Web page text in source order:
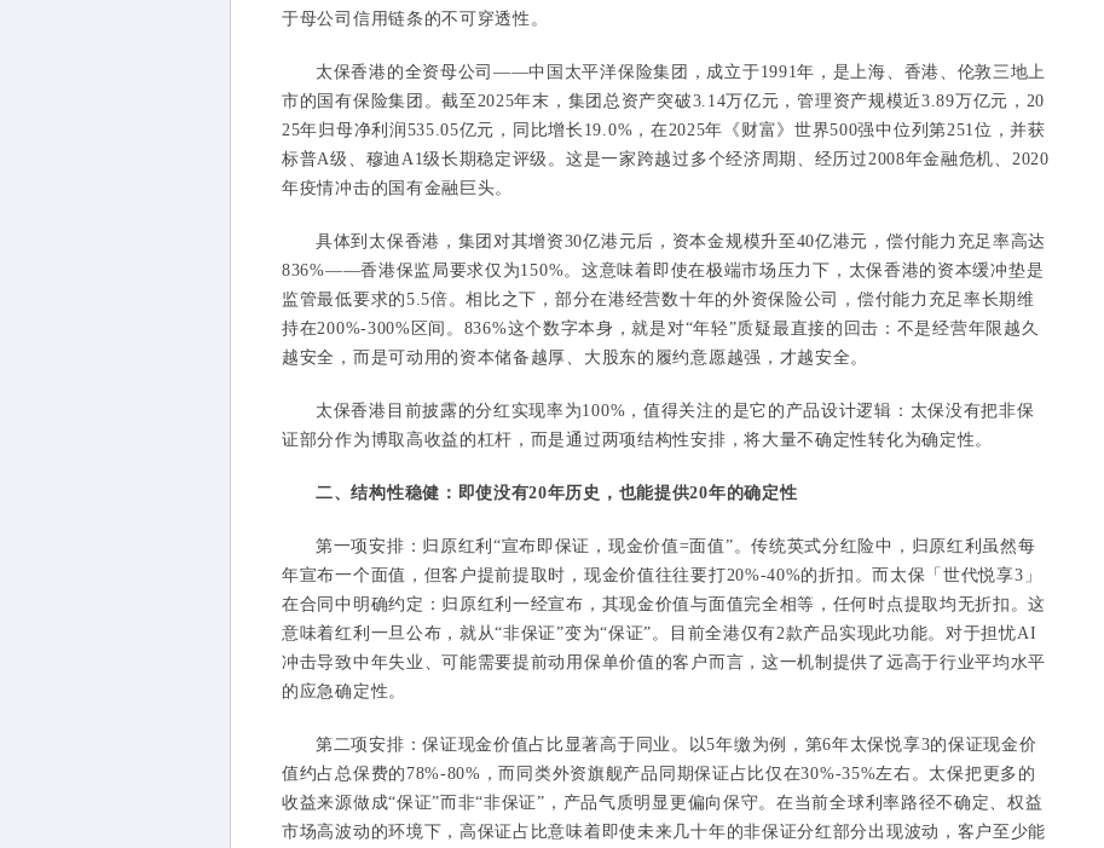
于母公司信用链条的不可穿透性。
太保香港的全资母公司——中国太平洋保险集团，成立于1991年，是上海、香港、伦敦三地上
市的国有保险集团。截至2025年末，集团总资产突破3.14万亿元，管理资产规模近3.89万亿元，20
25年归母净利润535.05亿元，同比增长19.0%，在2025年《财富》世界500强中位列第251位，并获
标普A级、穆迪A1级长期稳定评级。这是一家跨越过多个经济周期、经历过2008年金融危机、2020
年疫情冲击的国有金融巨头。
具体到太保香港，集团对其增资30亿港元后，资本金规模升至40亿港元，偿付能力充足率高达
836%——香港保监局要求仅为150%。这意味着即使在极端市场压力下，太保香港的资本缓冲垫是
监管最低要求的5.5倍。相比之下，部分在港经营数十年的外资保险公司，偿付能力充足率长期维
持在200%-300%区间。836%这个数字本身，就是对“年轻”质疑最直接的回击：不是经营年限越久
越安全，而是可动用的资本储备越厚、大股东的履约意愿越强，才越安全。
太保香港目前披露的分红实现率为100%，值得关注的是它的产品设计逻辑：太保没有把非保
证部分作为博取高收益的杠杆，而是通过两项结构性安排，将大量不确定性转化为确定性。
二、结构性稳健：即使没有20年历史，也能提供20年的确定性
第一项安排：归原红利“宣布即保证，现金价值=面值”。传统英式分红险中，归原红利虽然每
年宣布一个面值，但客户提前提取时，现金价值往往要打20%-40%的折扣。而太保「世代悦享3」
在合同中明确约定：归原红利一经宣布，其现金价值与面值完全相等，任何时点提取均无折扣。这
意味着红利一旦公布，就从“非保证”变为“保证”。目前全港仅有2款产品实现此功能。对于担忧AI
冲击导致中年失业、可能需要提前动用保单价值的客户而言，这一机制提供了远高于行业平均水平
的应急确定性。
第二项安排：保证现金价值占比显著高于同业。以5年缴为例，第6年太保悦享3的保证现金价
值约占总保费的78%-80%，而同类外资旗舰产品同期保证占比仅在30%-35%左右。太保把更多的
收益来源做成“保证”而非“非保证”，产品气质明显更偏向保守。在当前全球利率路径不确定、权益
市场高波动的环境下，高保证占比意味着即使未来几十年的非保证分红部分出现波动，客户至少能